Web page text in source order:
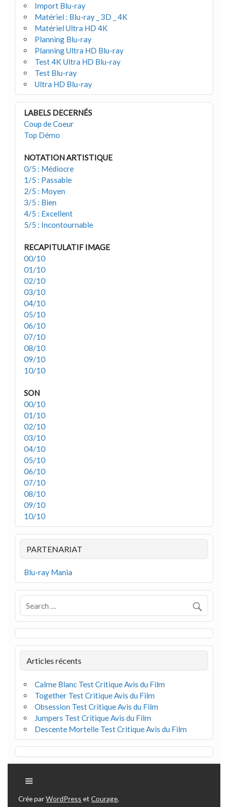
Import Blu-ray
Matériel : Blu-ray _ 3D _ 4K
Matériel Ultra HD 4K
Planning Blu-ray
Planning Ultra HD Blu-ray
Test 4K Ultra HD Blu-ray
Test Blu-ray
Ultra HD Blu-ray
LABELS DECERNÉS
Coup de Coeur
Top Démo
NOTATION ARTISTIQUE
0/5 : Médiocre
1/5 : Passable
2/5 : Moyen
3/5 : Bien
4/5 : Excellent
5/5 : Incontournable
RECAPITULATIF IMAGE
00/10
01/10
02/10
03/10
04/10
05/10
06/10
07/10
08/10
09/10
10/10
SON
00/10
01/10
02/10
03/10
04/10
05/10
06/10
07/10
08/10
09/10
10/10
PARTENARIAT
Blu-ray Mania
Articles récents
Calme Blanc Test Critique Avis du Film
Together Test Critique Avis du Film
Obsession Test Critique Avis du Film
Jumpers Test Critique Avis du Film
Descente Mortelle Test Critique Avis du Film
Crée parWordPress etCourage.